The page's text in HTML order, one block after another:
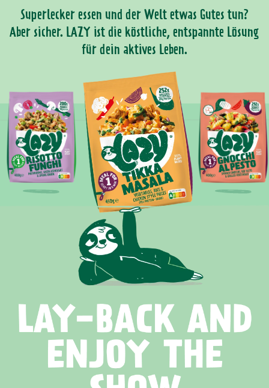
Superlecker essen und der Welt etwas Gutes tun?
Aber sicher. LAZY ist die köstliche, entspannte Lösung
für dein aktives Leben.